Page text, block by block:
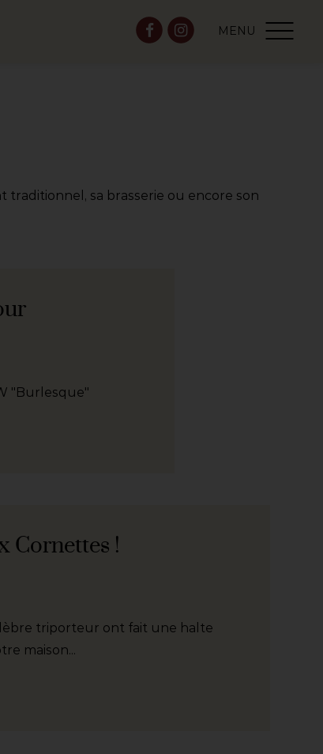
MENU
sa brasserie ou encore son
"Burlesque"
Cornettes !
triporteur ont fait une halte
maison...